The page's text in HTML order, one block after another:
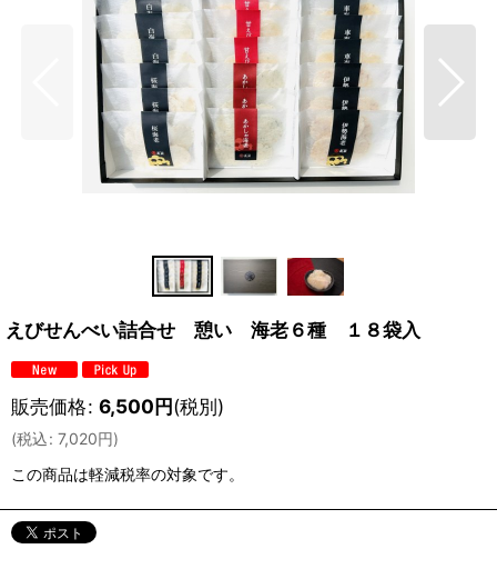
えびせんべい詰合せ 憩い 海老６種 １８袋入
販売価格: 6,500円(税別)
(税込: 7,020円)
この商品は軽減税率の対象です。